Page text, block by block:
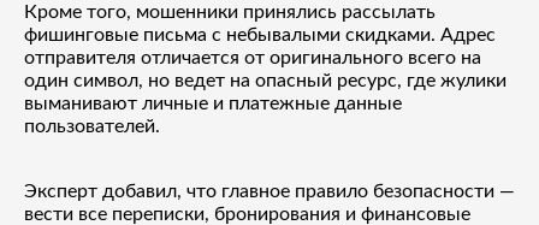
Кроме того, мошенники принялись рассылать
фишинговые письма с небывалыми скидками. Адрес
отправителя отличается от оригинального всего на
один символ, но ведет на опасный ресурс, где жулики
выманивают личные и платежные данные
пользователей.
Эксперт добавил, что главное правило безопасности —
вести все переписки, бронирования и финансовые